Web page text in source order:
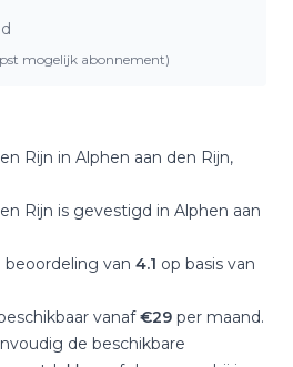
Rijn in Alphen aan den Rijn,
Rijn is gevestigd in Alphen aan
van 4.1 op basis van
vanaf€29 per maand.
de beschikbare
mogelijk abonnement)